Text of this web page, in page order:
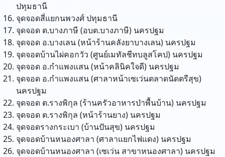
ปทุมธานี
จุดจอดสี่แยกนพวงศ์ปทุมธานี
จุดจอด ต.บางภาษี (อบต.บางภาษี) นครปฐม
จุดจอด อ.บางเลน (หน้าร้านคลังยาบางเลน) นครปฐม
จุดจอดบ้านไผ่คอกวัว (ศูนย์เมทัลชีทบลูสโคป) นครปฐม
จุดจอด อ.กำแพงแสน (หน้าคลินิคใจดี) นครปฐม
จุดจอด อ.กำแพงแสน (ศาลาหน้าเซเว่นตลาดนัดตรีสุข)
นครปฐม
จุดจอด ต.รางพิกุล (ร้านครัวอาหารป่าพื้นบ้าน) นครปฐม
จุดจอด ต.รางพิกุล (หน้าร้านยาง) นครปฐม
จุดจอดรางกระเบา (บ้านปันสุข) นครปฐม
จุดจอดบ้านหนองศาลา (ศาลาแยกไฟแดง) นครปฐม
จุดจอดบ้านหนองศาลา (เซเว่น สาขาหนองศาลา) นครปฐม